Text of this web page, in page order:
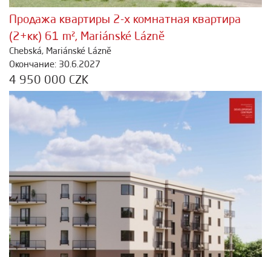
Продажа квартиры 2-х комнатная квартира
(2+кк) 61 m², Mariánské Lázně
Chebská, Mariánské Lázně
Окончание: 30.6.2027
4 950 000 CZK